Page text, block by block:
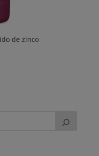
de zinco